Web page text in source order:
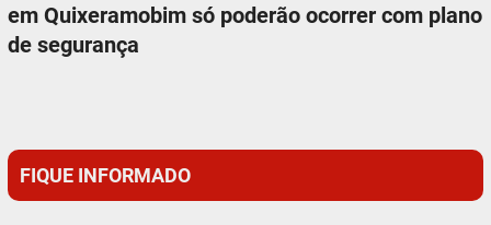
em Quixeramobim só poderão ocorrer com plano
de segurança
FIQUE INFORMADO